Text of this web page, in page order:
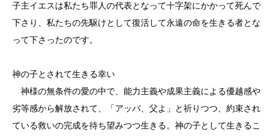
子主イエスは私たち罪人の代表となって十字架にかかって死んで
下さり、私たちの先駆けとして復活して永遠の命を生きる者とな
って下さったのです。
神の子とされて生きる幸い
神様の無条件の愛の中で、能力主義や成果主義による優越感や
劣等感から解放されて、「アッバ、父よ」と祈りつつ、約束され
ている救いの完成を待ち望みつつ生きる。神の子として生きるこ